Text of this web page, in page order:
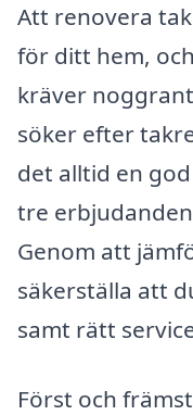
Att renovera
för ditt hem,
kräver
söker efter
det alltid en
tre
Genom att
säkerställa att
samt rätt
Först och